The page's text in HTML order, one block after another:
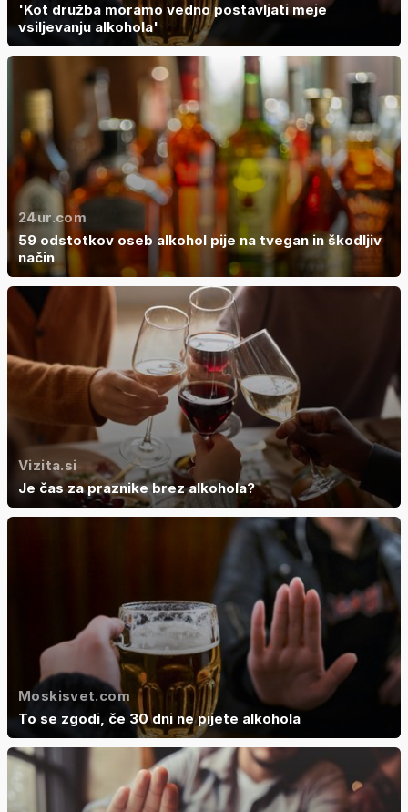
'Kot družba moramo vedno postavljati meje
vsiljevanju alkohola'
24ur.com
59 odstotkov oseb alkohol pije na tvegan in škodljiv
način
Vizita.si
Je čas za praznike brez alkohola?
Moskisvet.com
To se zgodi, če 30 dni ne pijete alkohola